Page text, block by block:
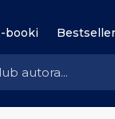
booki